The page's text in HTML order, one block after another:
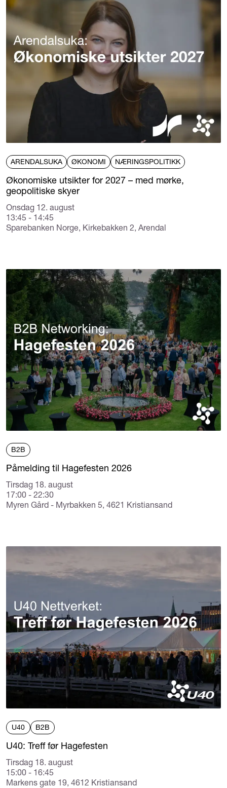
ARENDALSUKA ØKONOMI NÆRINGSPOLITIKK
Økonomiske utsikter for 2027 – med mørke,
geopolitiske skyer
Onsdag 12. august
13:45 - 14:45
Sparebanken Norge, Kirkebakken 2, Arendal
B2B
Påmelding til Hagefesten 2026
Tirsdag 18. august
17:00 - 22:30
Myren Gård - Myrbakken 5, 4621 Kristiansand
U40 B2B
U40: Treff før Hagefesten
Tirsdag 18. august
15:00 - 16:45
Markens gate 19, 4612 Kristiansand